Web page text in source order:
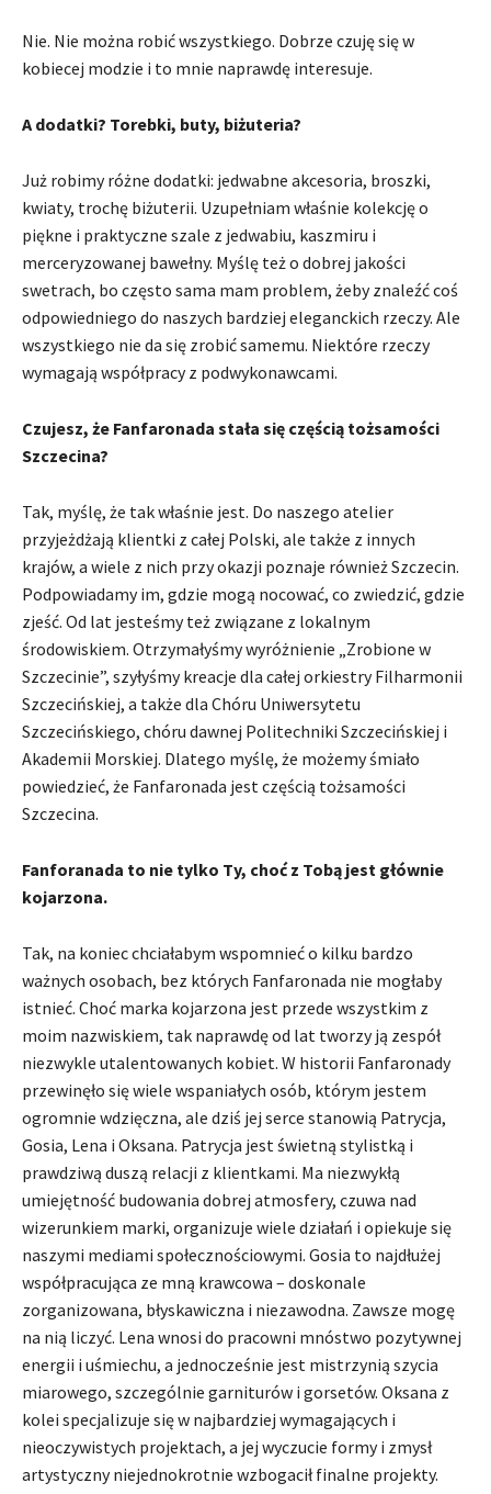
Nie. Nie można robić wszystkiego. Dobrze czuję się w
kobiecej modzie i to mnie naprawdę interesuje.
A dodatki? Torebki, buty, biżuteria?
Już robimy różne dodatki: jedwabne akcesoria, broszki,
kwiaty, trochę biżuterii. Uzupełniam właśnie kolekcję o
piękne i praktyczne szale z jedwabiu, kaszmiru i
merceryzowanej bawełny. Myślę też o dobrej jakości
swetrach, bo często sama mam problem, żeby znaleźć coś
odpowiedniego do naszych bardziej eleganckich rzeczy. Ale
wszystkiego nie da się zrobić samemu. Niektóre rzeczy
wymagają współpracy z podwykonawcami.
Czujesz, że Fanfaronada stała się częścią tożsamości
Szczecina?
Tak, myślę, że tak właśnie jest. Do naszego atelier
przyjeżdżają klientki z całej Polski, ale także z innych
krajów, a wiele z nich przy okazji poznaje również Szczecin.
Podpowiadamy im, gdzie mogą nocować, co zwiedzić, gdzie
zjeść. Od lat jesteśmy też związane z lokalnym
środowiskiem. Otrzymałyśmy wyróżnienie „Zrobione w
Szczecinie”, szyłyśmy kreacje dla całej orkiestry Filharmonii
Szczecińskiej, a także dla Chóru Uniwersytetu
Szczecińskiego, chóru dawnej Politechniki Szczecińskiej i
Akademii Morskiej. Dlatego myślę, że możemy śmiało
powiedzieć, że Fanfaronada jest częścią tożsamości
Szczecina.
Fanforanada to nie tylko Ty, choć z Tobą jest głównie
kojarzona.
Tak, na koniec chciałabym wspomnieć o kilku bardzo
ważnych osobach, bez których Fanfaronada nie mogłaby
istnieć. Choć marka kojarzona jest przede wszystkim z
moim nazwiskiem, tak naprawdę od lat tworzy ją zespół
niezwykle utalentowanych kobiet. W historii Fanfaronady
przewinęło się wiele wspaniałych osób, którym jestem
ogromnie wdzięczna, ale dziś jej serce stanowią Patrycja,
Gosia, Lena i Oksana. Patrycja jest świetną stylistką i
prawdziwą duszą relacji z klientkami. Ma niezwykłą
umiejętność budowania dobrej atmosfery, czuwa nad
wizerunkiem marki, organizuje wiele działań i opiekuje się
naszymi mediami społecznościowymi. Gosia to najdłużej
współpracująca ze mną krawcowa – doskonale
zorganizowana, błyskawiczna i niezawodna. Zawsze mogę
na nią liczyć. Lena wnosi do pracowni mnóstwo pozytywnej
energii i uśmiechu, a jednocześnie jest mistrzynią szycia
miarowego, szczególnie garniturów i gorsetów. Oksana z
kolei specjalizuje się w najbardziej wymagających i
nieoczywistych projektach, a jej wyczucie formy i zmysł
artystyczny niejednokrotnie wzbogacił finalne projekty.